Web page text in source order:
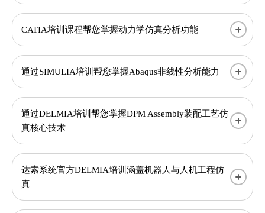
CATIA培训课程帮您掌握动力学仿真分析功能
通过SIMULIA培训帮您掌握Abaqus非线性分析能力
通过DELMIA培训帮您掌握DPM Assembly装配工艺仿
真核心技术
达索系统官方DELMIA培训涵盖机器人与人机工程仿
真